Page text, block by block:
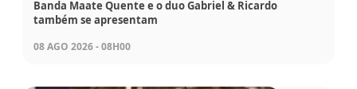
Banda Maate Quente e o duo Gabriel & Ricardo
também se apresentam
08 AGO 2026 - 08H00